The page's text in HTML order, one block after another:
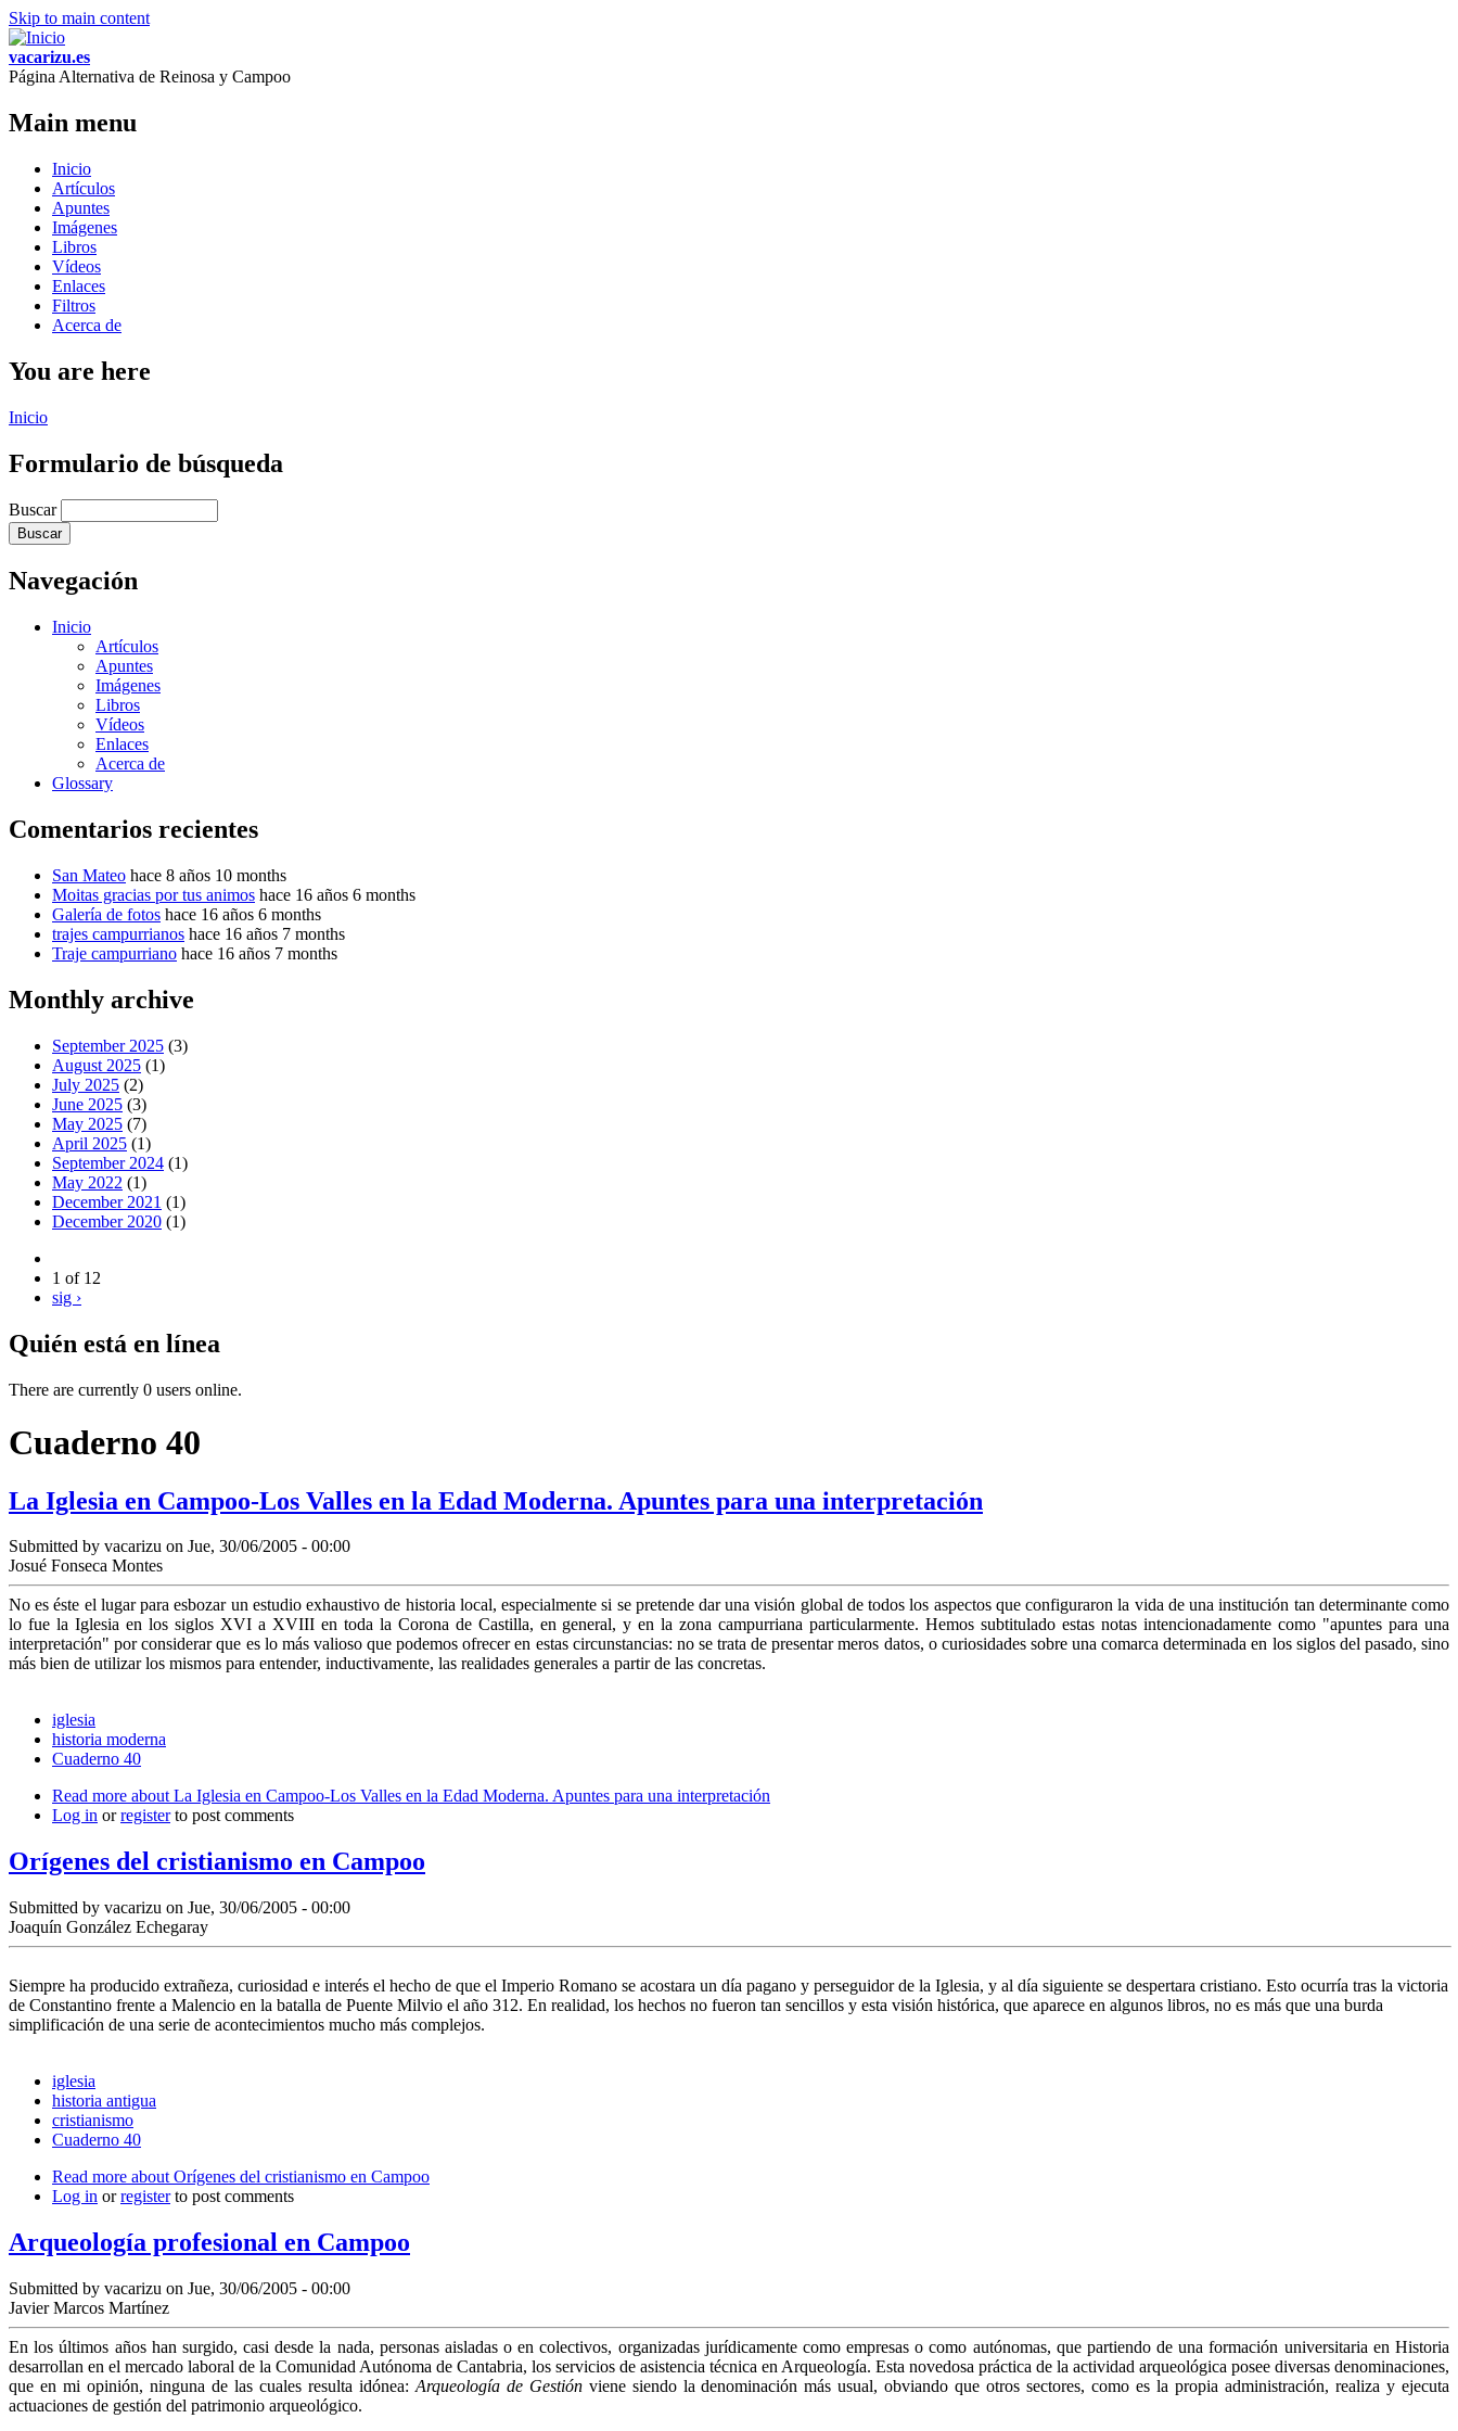
Skip to main content
vacarizu.es
Página Alternativa de Reinosa y Campoo
Main menu
Inicio
Artículos
Apuntes
Imágenes
Libros
Vídeos
Enlaces
Filtros
Acerca de
You are here
Inicio
Formulario de búsqueda
Buscar
Navegación
Inicio
Artículos
Apuntes
Imágenes
Libros
Vídeos
Enlaces
Acerca de
Glossary
Comentarios recientes
San Mateo hace 8 años 10 months
Moitas gracias por tus animos hace 16 años 6 months
Galería de fotos hace 16 años 6 months
trajes campurrianos hace 16 años 7 months
Traje campurriano hace 16 años 7 months
Monthly archive
September 2025 (3)
August 2025 (1)
July 2025 (2)
June 2025 (3)
May 2025 (7)
April 2025 (1)
September 2024 (1)
May 2022 (1)
December 2021 (1)
December 2020 (1)
1 of 12
sig ›
Quién está en línea
There are currently 0 users online.
Cuaderno 40
La Iglesia en Campoo-Los Valles en la Edad Moderna. Apuntes para una interpretación
Submitted by vacarizu on Jue, 30/06/2005 - 00:00
Josué Fonseca Montes
No es éste el lugar para esbozar un estudio exhaustivo de historia local, especialmente si se pretende dar una visión global de todos los aspectos que configuraron la vida de una institución tan determinante como
lo fue la Iglesia en los siglos XVI a XVIII en toda la Corona de Castilla, en general, y en la zona campurriana particularmente. Hemos subtitulado estas notas intencionadamente como "apuntes para una
interpretación" por considerar que es lo más valioso que podemos ofrecer en estas circunstancias: no se trata de presentar meros datos, o curiosidades sobre una comarca determinada en los siglos del pasado, sino
más bien de utilizar los mismos para entender, inductivamente, las realidades generales a partir de las concretas.
iglesia
historia moderna
Cuaderno 40
Read more about La Iglesia en Campoo-Los Valles en la Edad Moderna. Apuntes para una interpretación
Log in orregisterto post comments
Orígenes del cristianismo en Campoo
Submitted by vacarizu on Jue, 30/06/2005 - 00:00
Joaquín González Echegaray
Siempre ha producido extrañeza, curiosidad e interés el hecho de que el Imperio Romano se acostara un día pagano y perseguidor de la Iglesia, y al día siguiente se despertara cristiano. Esto ocurría tras la victoria
de Constantino frente a Malencio en la batalla de Puente Milvio el año 312. En realidad, los hechos no fueron tan sencillos y esta visión histórica, que aparece en algunos libros, no es más que una burda
simplificación de una serie de acontecimientos mucho más complejos.
iglesia
historia antigua
cristianismo
Cuaderno 40
Read more about Orígenes del cristianismo en Campoo
Log in orregisterto post comments
Arqueología profesional en Campoo
Submitted by vacarizu on Jue, 30/06/2005 - 00:00
Javier Marcos Martínez
En los últimos años han surgido, casi desde la nada, personas aisladas o en colectivos, organizadas jurídicamente como empresas o como autónomas, que partiendo de una formación universitaria en Historia
desarrollan en el mercado laboral de la Comunidad Autónoma de Cantabria, los servicios de asistencia técnica en Arqueología. Esta novedosa práctica de la actividad arqueológica posee diversas denominaciones,
que en mi opinión, ninguna de las cuales resulta idónea: Arqueología de Gestiónviene siendo la denominación más usual, obviando que otros sectores, como es la propia administración, realiza y ejecuta
actuaciones de gestión del patrimonio arqueológico.